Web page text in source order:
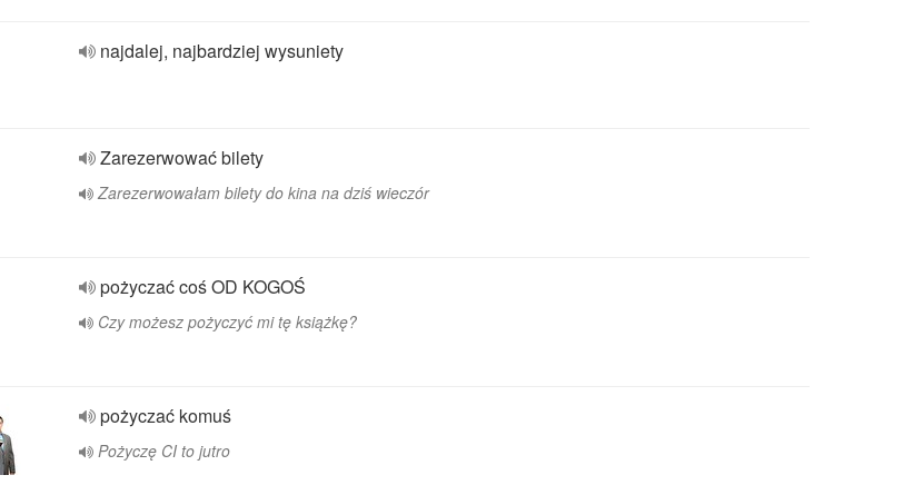
najdalej, najbardziej wysuniety
Zarezerwować bilety
Zarezerwowałam bilety do kina na dziś wieczór
pożyczać coś OD KOGOŚ
Czy możesz pożyczyć mi tę książkę?
pożyczać komuś
Pożyczę CI to jutro